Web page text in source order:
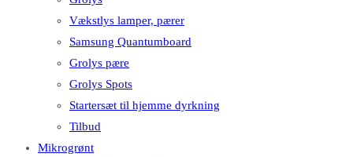
Vækstlys lamper, pærer
Samsung Quantumboard
Grolys pære
Grolys Spots
Startersæt til hjemme dyrkning
Tilbud
Mikrogrønt